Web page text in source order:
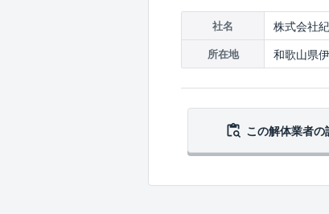
社名 株式会社
所在地 和歌山県
この解体業者の